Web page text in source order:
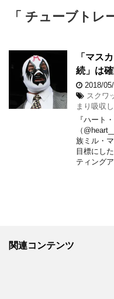
「 チューブトレ
「マス
続」は
2018/
スクワ
まり吸収
『ハート
（
族ミル・
目標にし
ティング
関連コンテンツ